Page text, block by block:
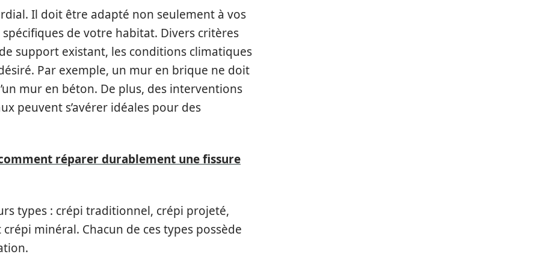
Il doit être adapté non seulement à vos
de votre habitat. Divers critères
support existant, les conditions climatiques
Par exemple, un mur en brique ne doit
mur en béton. De plus, des interventions
peuvent s’avérer idéales pour des
réparer durablement une fissure
types : crépi traditionnel, crépi projeté,
minéral. Chacun de ces types possède